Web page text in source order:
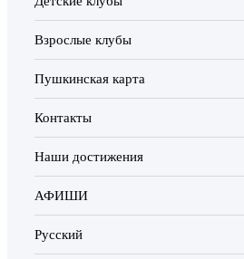
Взрослые клубы
Пушкинская карта
Контакты
Наши достижения
АФИШИ
Русский